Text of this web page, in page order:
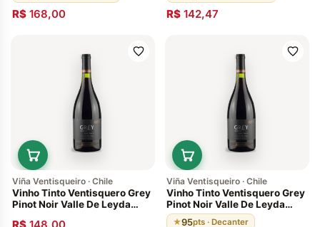
R$ 168,00 R$ 142,47
Viña Ventisqueiro · Chile
Vinho Tinto Ventisquero Grey
Pinot Noir Valle De Leyda
Viña Ventisqueiro · Chile
Vinho Tinto Ventisquero Grey
Pinot Noir Valle De Leyda
2016 750ml Chile
★95pts · Decanter